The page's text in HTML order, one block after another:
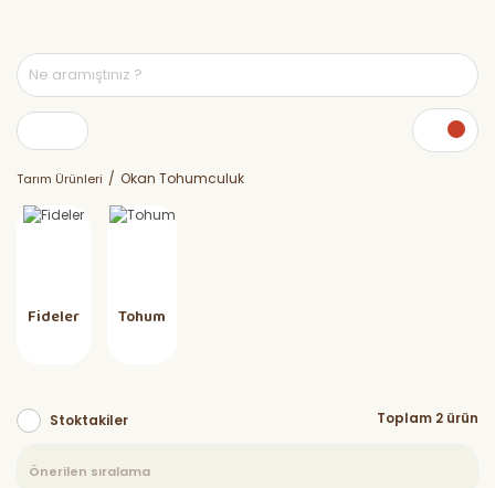
Tarım Ürünleri Okan Tohumculuk
Fideler Tohum
Stoktakiler Toplam 2 ürün